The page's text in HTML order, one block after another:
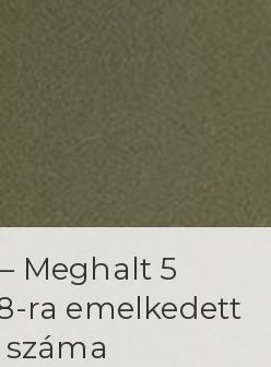
Meghalt 5
ra emelkedett